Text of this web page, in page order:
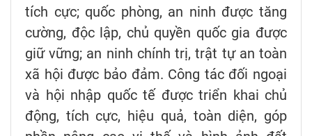
tích cực; quốc phòng, an ninh được tăng
cường, độc lập, chủ quyền quốc gia được
giữ vững; an ninh chính trị, trật tự an toàn
xã hội được bảo đảm. Công tác đối ngoại
và hội nhập quốc tế được triển khai chủ
động, tích cực, hiệu quả, toàn diện, góp